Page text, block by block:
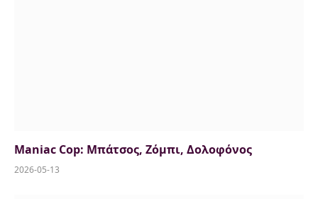
Maniac Cop: Μπάτσος, Ζόμπι, Δολοφόνος
2026-05-13